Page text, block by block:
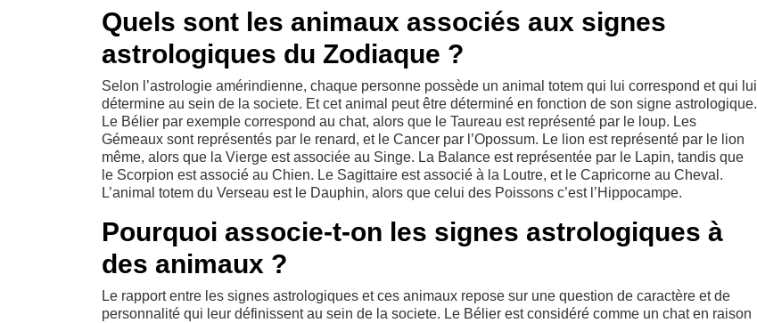
Quels sont les animaux associés aux signes
astrologiques du Zodiaque ?
Selon l’astrologie amérindienne, chaque personne possède un animal totem qui lui correspond et qui lui
détermine au sein de la societe. Et cet animal peut être déterminé en fonction de son signe astrologique.
Le Bélier par exemple correspond au chat, alors que le Taureau est représenté par le loup. Les
Gémeaux sont représentés par le renard, et le Cancer par l’Opossum. Le lion est représenté par le lion
même, alors que la Vierge est associée au Singe. La Balance est représentée par le Lapin, tandis que
le Scorpion est associé au Chien. Le Sagittaire est associé à la Loutre, et le Capricorne au Cheval.
L’animal totem du Verseau est le Dauphin, alors que celui des Poissons c’est l’Hippocampe.
Pourquoi associe-t-on les signes astrologiques à
des animaux ?
Le rapport entre les signes astrologiques et ces animaux repose sur une question de caractère et de
personnalité qui leur définissent au sein de la societe. Le Bélier est considéré comme un chat en raison